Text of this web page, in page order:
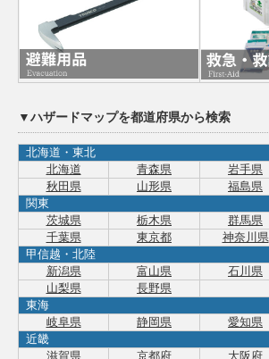
▼ハザードマップを都道府県から検索
北海道・東北
北海道
青森県 岩手県
秋田県
山形県
福島県
関東
茨城県
栃木県 群馬県
千葉県
東京都
神奈川県
甲信越・北陸
新潟県
富山県 石川県
山梨県
長野県
東海
岐阜県
静岡県 愛知県
近畿
滋賀県
京都府 大阪府